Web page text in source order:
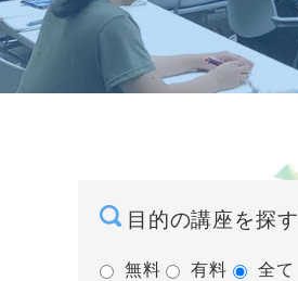
目的の講座を探す
無料 有料 全て